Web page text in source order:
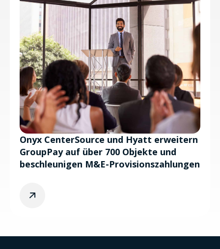
Onyx CenterSource und Hyatt erweitern
GroupPay auf über 700 Objekte und
beschleunigen M&E-Provisionszahlungen